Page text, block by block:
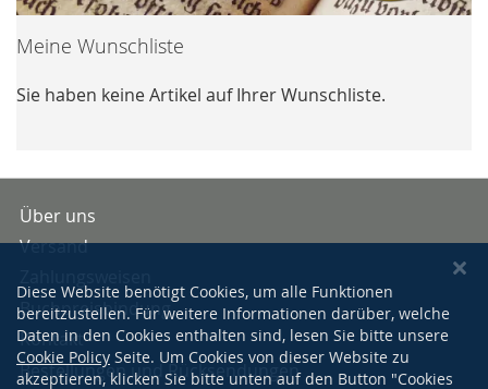
Meine Wunschliste
Sie haben keine Artikel auf Ihrer Wunschliste.
Über uns
Versand
Buchpreisbindung
Kontakt
Bestellungen und Rücksendungen
Diese Website benötigt Cookies, um alle Funktionen
bereitzustellen. Für weitere Informationen darüber, welche
Daten in den Cookies enthalten sind, lesen Sie bitte unsere
Cookie Policy Seite. Um Cookies von dieser Website zu
akzeptieren, klicken Sie bitte unten auf den Button "Cookies